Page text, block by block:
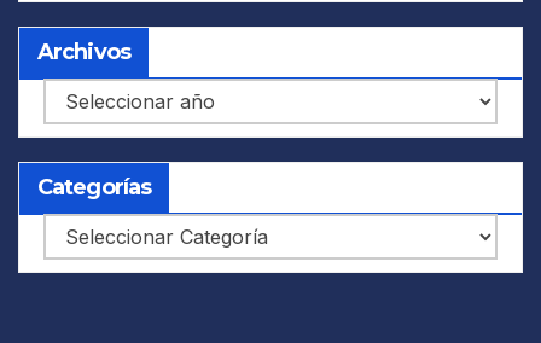
Archivos
Archivos
Categorías
Categorías